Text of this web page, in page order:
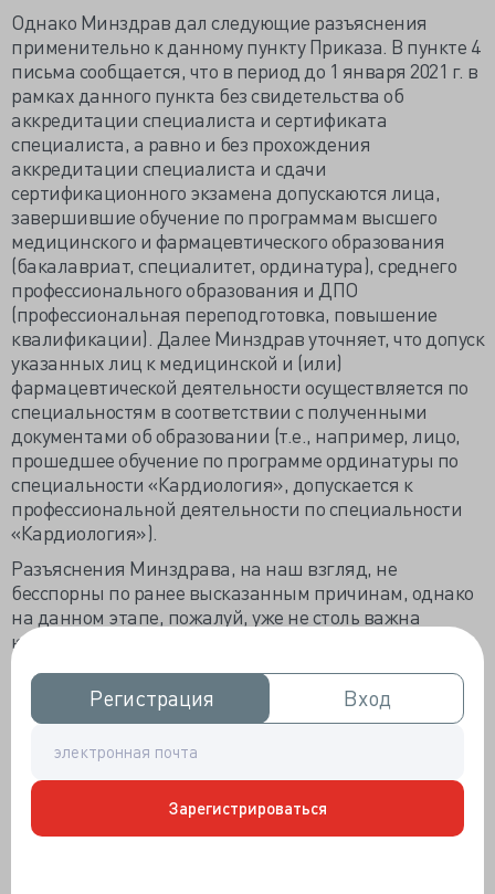
Регистрация
Регистрация Вход
Вход
Зарегистрироваться
Однако Минздрав дал следующие разъяснения
применительно к данному пункту Приказа. В пункте 4
письма сообщается, что в период до 1 января 2021 г. в
рамках данного пункта без свидетельства об
аккредитации специалиста и сертификата
специалиста, а равно и без прохождения
аккредитации специалиста и сдачи
сертификационного экзамена допускаются лица,
завершившие обучение по программам высшего
медицинского и фармацевтического образования
(бакалавриат, специалитет, ординатура), среднего
профессионального образования и ДПО
(профессиональная переподготовка, повышение
квалификации). Далее Минздрав уточняет, что допуск
указанных лиц к медицинской и (или)
фармацевтической деятельности осуществляется по
специальностям в соответствии с полученными
документами об образовании (т.е., например, лицо,
прошедшее обучение по программе ординатуры по
специальности «Кардиология», допускается к
профессиональной деятельности по специальности
«Кардиология»).
Разъяснения Минздрава, на наш взгляд, не
бесспорны по ранее высказанным причинам, однако
на данном этапе, пожалуй, уже не столь важна
юридическая составляющая сколько сама практика
применения Приказа Минздрава № 327н, которая
очевидно будет базироваться на обсуждаемом письме
Минздрава.
Стоит повторно обратить внимание на тот факт, что
частности данная норма сидит и в упомянутых выше
квалификационных требованиях. Более того,